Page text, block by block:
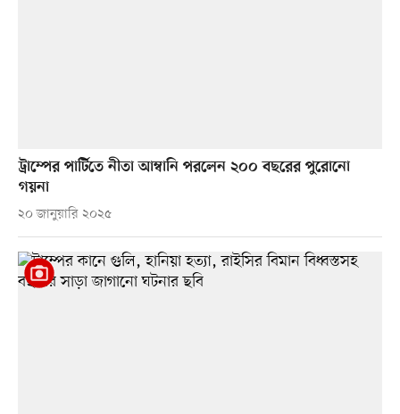
ট্রাম্পের পার্টিতে নীতা আম্বানি পরলেন ২০০ বছরের পুরোনো
গয়না
২০ জানুয়ারি ২০২৫